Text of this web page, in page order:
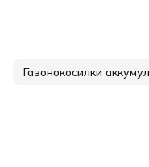
Газонокосилки